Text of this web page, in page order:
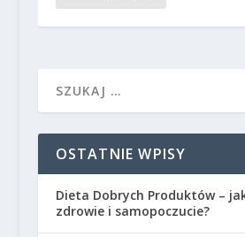
OSTATNIE WPISY
Dieta Dobrych Produktów –
zdrowie i samopoczucie?